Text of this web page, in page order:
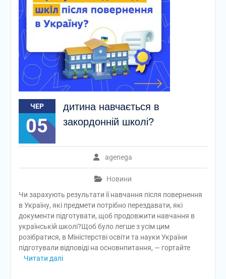
ЧЕР
05
дитина навчається в
закордонній школі?
agenega
Новини
Чи зарахують результати її навчання після повернення
в Україну, які предмети потрібно перездавати, які
документи підготувати, щоб продовжити навчання в
українській школі?Щоб було легше з усім цим
розібратися, в Міністерстві освіти та науки України
підготували відповіді на основнпитання, — гортайте
Читати далі